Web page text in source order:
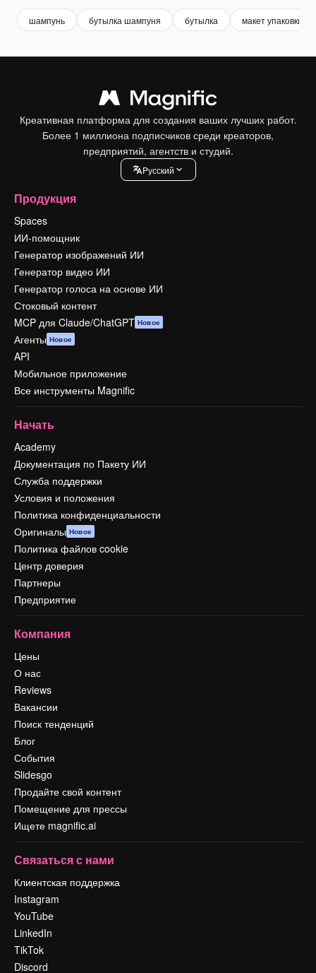
шампунь бутылка шампуня бутылка макет упаковки
Креативная платформа для создания ваших лучших работ.
Более 1 миллиона подписчиков среди креаторов,
предприятий, агентств и студий.
Pусский
Продукция
Spaces
ИИ-помощник
Генератор изображений ИИ
Генератор видео ИИ
Генератор голоса на основе ИИ
Стоковый контент
MCP для Claude/ChatGPT Новое
Агенты Новое
API
Мобильное приложение
Все инструменты Magnific
Начать
Academy
Документация по Пакету ИИ
Служба поддержки
Условия и положения
Политика конфиденциальности
Оригиналы Новое
Политика файлов cookie
Центр доверия
Партнеры
Предприятие
Компания
Цены
О нас
Reviews
Вакансии
Поиск тенденций
Блог
События
Slidesgo
Продайте свой контент
Помещение для прессы
Ищете magnific.ai
Связаться с нами
Клиентская поддержка
Instagram
YouTube
LinkedIn
TikTok
Discord